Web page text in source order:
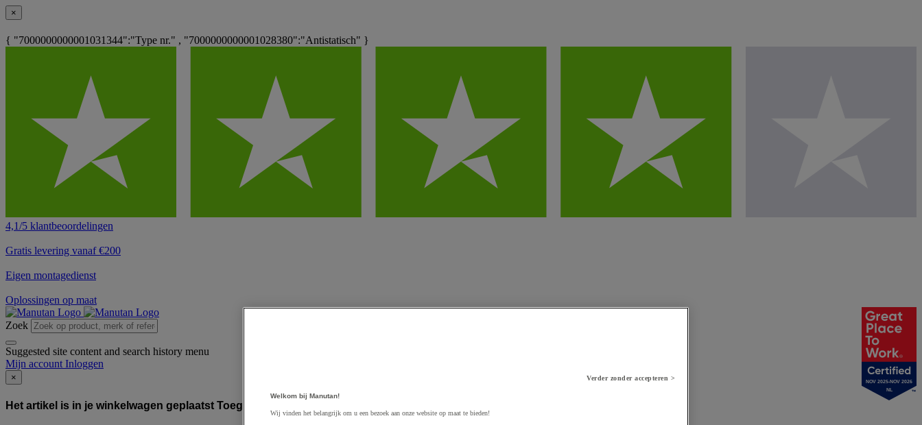
×
{ "7000000000001031344":"Type nr." , "7000000000001028380":"Antistatisch" }
4,1/5 klantbeoordelingen
Gratis levering vanaf €200
Eigen montagedienst
Oplossingen op maat
Zoek
Suggested site content and search history menu
Mijn account Inloggen
×
Het artikel is in je winkelwagen geplaatst Toegevoegd aan winkelwagen
NOV 2025-NOV 2026
NL
Verder zonder accepteren >
Welkom bij Manutan!
Wij vinden het belangrijk om u een bezoek aan onze website op maat te bieden!